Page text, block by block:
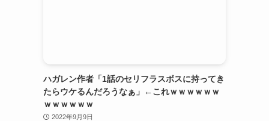
ハガレン作者「1話のセリフラスボスに持ってき
たらウケるんだろうなぁ」←これｗｗｗｗｗｗ
ｗｗｗｗｗｗ
2022年9月9日